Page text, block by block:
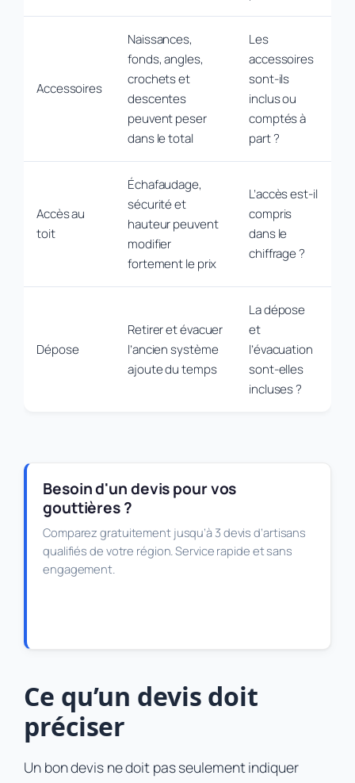
Accessoires
Naissances,
fonds, angles,
crochets et
descentes
peuvent peser
dans le total
Les
accessoires
sont-ils
inclus ou
comptés à
part ?
Accès au
toit
Échafaudage,
sécurité et
hauteur peuvent
modifier
fortement le prix
L’accès est-il
compris
dans le
chiffrage ?
Dépose
Retirer et évacuer
l’ancien système
ajoute du temps
La dépose
et
l’évacuation
sont-elles
incluses ?
Besoin d'un devis pour vos
gouttières ?
Comparez gratuitement jusqu’à 3 devis d’artisans
qualifiés de votre région. Service rapide et sans
engagement.
Ce qu’un devis doit
préciser
Un bon devis ne doit pas seulement indiquer